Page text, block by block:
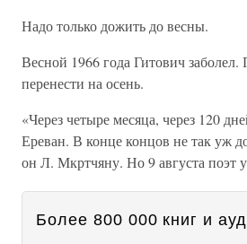
Надо только дожить до весны.
Весной 1966 года Гитович
перенести на осень.
«Через четыре месяца, через 120
Ереван. В конце концов не так уж
он Л. Мкртчяну. Но 9 августа поэт
Более 800 000 книг и